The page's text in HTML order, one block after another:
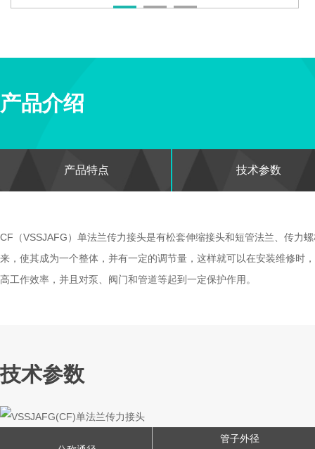
产品介绍
产品特点 技术参数
CF（VSSJAFG）单法兰传力接头是有松套伸缩接头和短管法兰、传力
来，使其成为一个整体，并有一定的调节量，这样就可以在安装维修时
高工作效率，并且对泵、阀门和管道等起到一定保护作用。
技术参数
管子外径